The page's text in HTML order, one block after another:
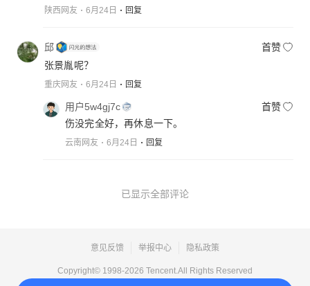
陕西网友 6月24日 回复
邱
首赞
张景胤呢？
重庆网友 6月24日 回复
用户5w4gj7c
首赞
伤没完全好，再休息一下。
云南网友 6月24日 回复
已显示全部评论
意见反馈 举报中心 隐私政策
Copyright© 1998-2026 Tencent.All Rights Reserved